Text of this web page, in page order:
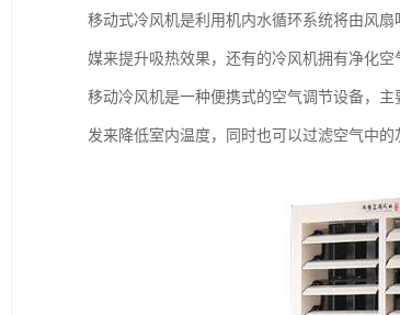
移动式冷风机是利用机内水循环系统将由风
媒来提升吸热效果，还有的冷风机拥有净化
移动冷风机是一种便携式的空气调节设备，
发来降低室内温度，同时也可以过滤空气中的